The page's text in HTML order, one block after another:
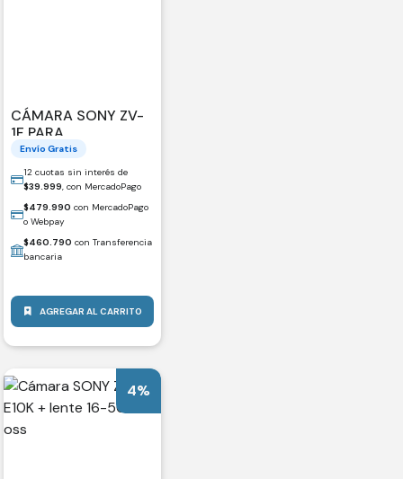
CÁMARA SONY ZV-
1F PARA
VIDEOBLOGS
Envío Gratis
12 cuotas sin interés de
$39.999, con MercadoPago
$479.990 con MercadoPago
o Webpay
$460.790 con Transferencia
bancaria
AGREGAR AL CARRITO
4%